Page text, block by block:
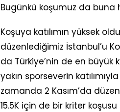
Bugünkü koşumuz da buna
Koşuya katılımın yüksek
düzenlediğimiz İstanbul’u
da Türkiye’nin de en büyük
yakın sporseverin
zamanda 2 Kasım’da
15.5K için de bir kriter